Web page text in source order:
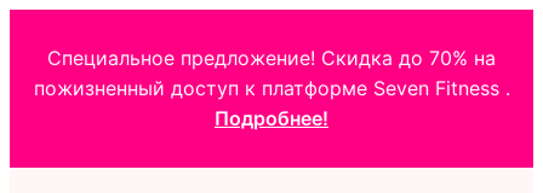
Специальное предложение! Скидка до 70% на
пожизненный доступ к платформе Seven Fitness .
Подробнее!